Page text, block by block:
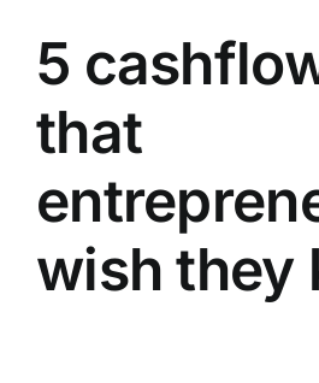
5
that
wish they